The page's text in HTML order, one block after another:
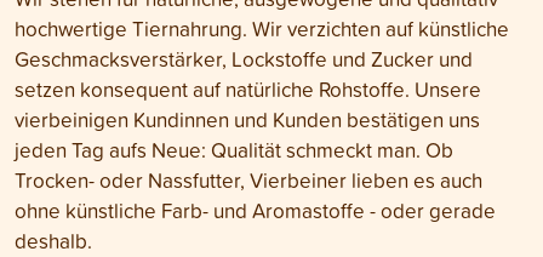
hochwertige Tiernahrung. Wir verzichten auf künstliche
Geschmacksverstärker, Lockstoffe und Zucker und
setzen konsequent auf natürliche Rohstoffe. Unsere
vierbeinigen Kundinnen und Kunden bestätigen uns
jeden Tag aufs Neue: Qualität schmeckt man. Ob
Trocken- oder Nassfutter, Vierbeiner lieben es auch
ohne künstliche Farb- und Aromastoffe - oder gerade
deshalb.